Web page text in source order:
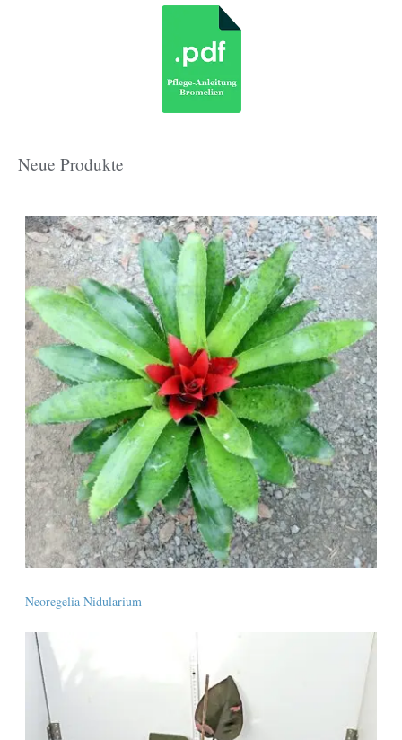
Neue Produkte
Neoregelia Nidularium